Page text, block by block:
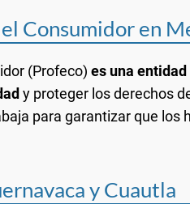
Consumidor en
(Profeco) es una
y proteger los derechos
para garantizar que
y Cuautla